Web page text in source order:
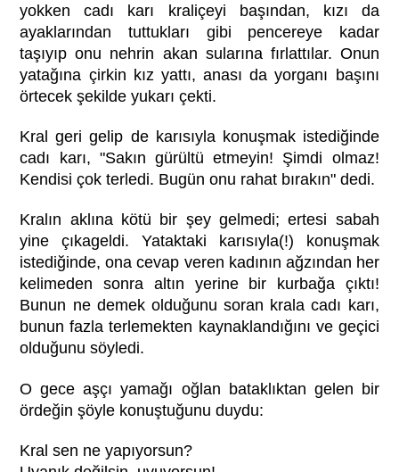
yokken cadı karı kraliçeyi başından, kızı da
ayaklarından tuttukları gibi pencereye kadar
taşıyıp onu nehrin akan sularına fırlattılar. Onun
yatağına çirkin kız yattı, anası da yorganı başını
örtecek şekilde yukarı çekti.
Kral geri gelip de karısıyla konuşmak istediğinde
cadı karı, "Sakın gürültü etmeyin! Şimdi olmaz!
Kendisi çok terledi. Bugün onu rahat bırakın" dedi.
Kralın aklına kötü bir şey gelmedi; ertesi sabah
yine çıkageldi. Yataktaki karısıyla(!) konuşmak
istediğinde, ona cevap veren kadının ağzından her
kelimeden sonra altın yerine bir kurbağa çıktı!
Bunun ne demek olduğunu soran krala cadı karı,
bunun fazla terlemekten kaynaklandığını ve geçici
olduğunu söyledi.
O gece aşçı yamağı oğlan bataklıktan gelen bir
ördeğin şöyle konuştuğunu duydu:
Kral sen ne yapıyorsun?